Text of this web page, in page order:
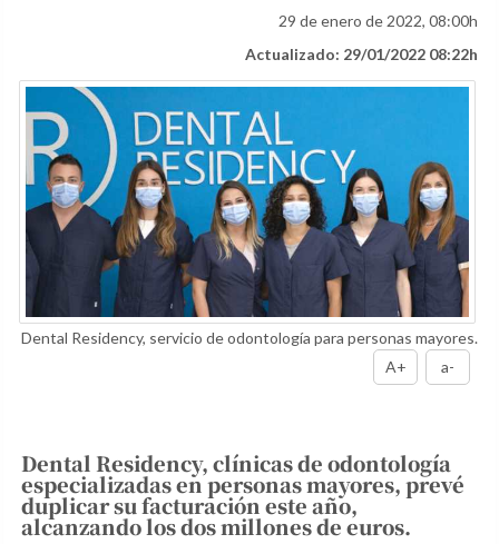
29 de enero de 2022, 08:00h
Actualizado: 29/01/2022 08:22h
Dental Residency, servicio de odontología para personas mayores.
A+
a-
Dental Residency, clínicas de odontología
especializadas en personas mayores, prevé
duplicar su facturación este año,
alcanzando los dos millones de euros.